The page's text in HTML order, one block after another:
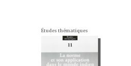
Études thématiques